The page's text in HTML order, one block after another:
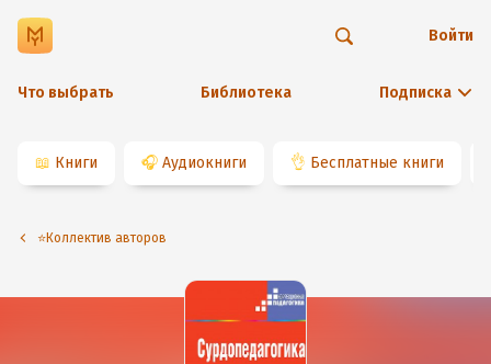
Что выбрать Библиотека Подписка
Войти
📖 Книги 🎧 Аудиокниги 👌 Бесплатные книги
⭐️Коллектив авторов